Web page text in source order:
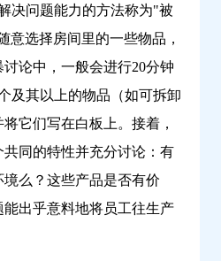
问题能力的方法称为"被
意选择房间里的一些物品，
论中，一般会进行20分钟
及其以上的物品（如可拆卸
它们写在白板上。接着，
同的特性并充分讨论：有
么？这些产品是否有价
出乎意料地将员工往生产